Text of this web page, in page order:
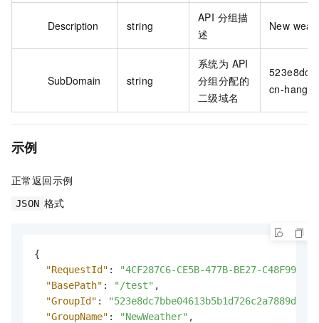
Description string
API 分组描
述
New
SubDomain string
系统为 API
分组分配的
二级域名
cn-
示例
正常返回示例
JSON 格式
{
"RequestId" :
"4CF287C6-CE5B-477B-BE27-
"BasePath" : "/test" ,
"GroupId" : "523e8dc7bbe04613b5b1d726c2a7889d"
"GroupName" : "NewWeather" ,